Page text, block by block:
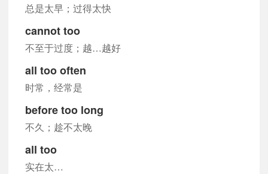
总是太早；过得太快
cannot too
不至于过度；越…越好
all too often
时常，经常是
before too long
不久；趁不太晚
all too
实在太…